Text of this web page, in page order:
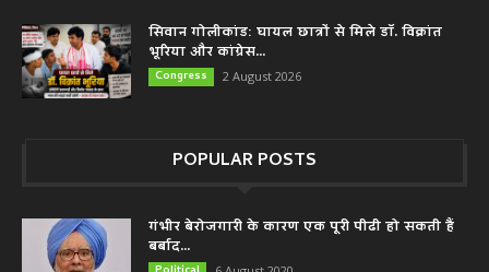
सिवान गोलीकांड: घायल छात्रों से मिले डॉ. विक्रांत
भूरिया और कांग्रेस...
Congress 2 August 2026
POPULAR POSTS
गंभीर बेरोजगारी के कारण एक पूरी पीढी हो सकती हैं
बर्बाद...